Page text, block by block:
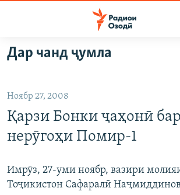
Ҷаҳиш
ба
аслӣ
Ҷаҳиш
ба
феҳристи
Ҷаҳиш
ба
ҷустор
ГӮШАҲО
ҶОМЕА
ҚАЗИЯИ "КРОКУС"
ОСИЁИ МАРКАЗӢ
ФАРҲАНГ
РӮЗГОРИ МУҲОҶИР
САЛОМ, ХОҲАР
ТАҲҚИҚОТ
ҶАНГ ДАР УКРАИНА
НАЗАРИ МАРДУМ
Дар чанд ҷумла
Ноябр 27, 2008
Қарзи Бонки ҷаҳонӣ
нерӯгоҳи Помир-1
Имрӯз, 27-уми ноябр, вазири
Тоҷикистон Сафаралӣ